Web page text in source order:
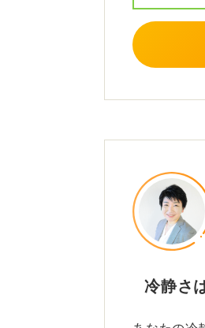
冷静さ